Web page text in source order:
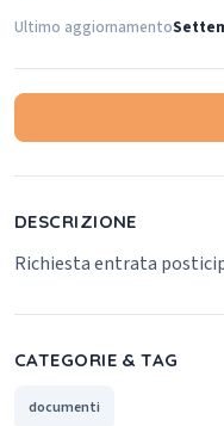
Ultimo aggiornamento
DESCRIZIONE
Richiesta entrata
CATEGORIE & TAG
documenti